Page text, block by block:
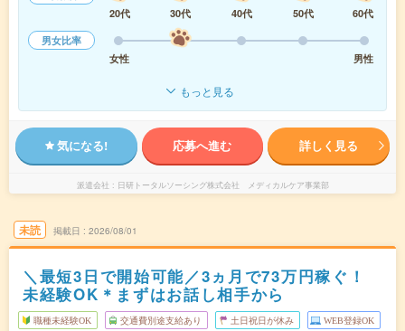
20代
30代 40代 50代
60代
男女比率
女性
男性
もっと見る
気になる! 応募へ進む 詳しく見る
派遣会社 日研トータルソーシング株式会社 メディカルケア事業部
未読 掲載日 2026/08/01
＼最短3日で開始可能／3ヵ月で73万円稼ぐ！
未経験OK＊まずはお話し相手から
職種未経験OK 交通費別途支給あり 土日祝日が休み WEB登録OK